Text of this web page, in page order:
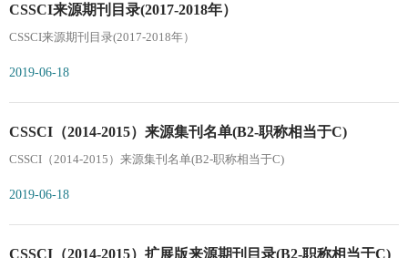
CSSCI来源期刊目录(2017-2018年）
CSSCI来源期刊目录(2017-2018年）
2019-06-18
CSSCI（2014-2015）来源集刊名单(B2-职称相当于C)
CSSCI（2014-2015）来源集刊名单(B2-职称相当于C)
2019-06-18
CSSCI（2014-2015）扩展版来源期刊目录(B2-职称相当于C)